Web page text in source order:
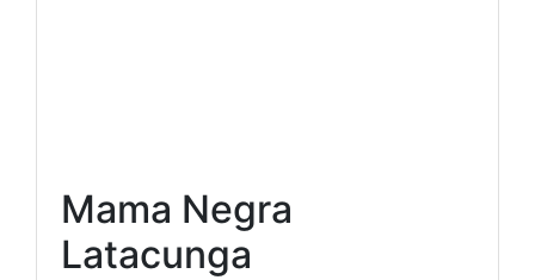
Mama Negra
Latacunga